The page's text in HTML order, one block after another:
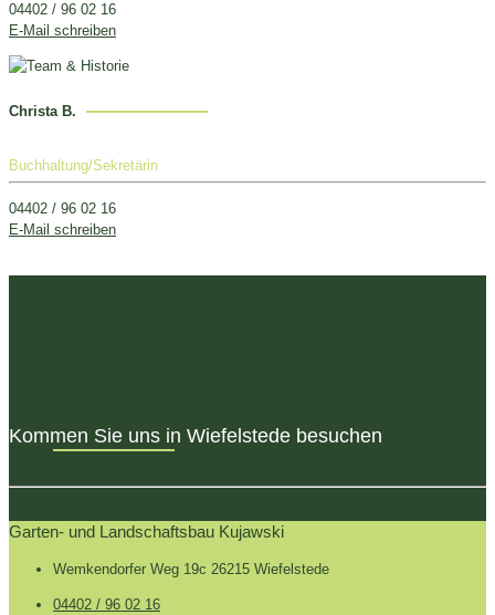
04402 / 96 02 16
E-Mail schreiben
Christa B.
Buchhaltung/Sekretärin
04402 / 96 02 16
E-Mail schreiben
Kommen Sie uns in Wiefelstede besuchen
Garten- und Landschaftsbau Kujawski
Wemkendorfer Weg 19c 26215 Wiefelstede
04402 / 96 02 16